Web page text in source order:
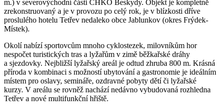
m.) v severovýchodní části CHKO Beskydy. Objekt je kompletně
zrekonstruovaný a je v provozu po celý rok, je v blízkosti dříve
proslulého hotelu Tetřev nedaleko obce Jablunkov (okres Frýdek-
Místek).
Okolí nabízí sportovcům mnoho cyklostezek, milovníkům hor
nespočet turistických tras a lyžařům v zimě běžkařské dráhy
a sjezdovky. Nejbližší lyžařský areál je odtud zhruba 800 m. Krásná
příroda v kombinaci s možností ubytování a gastronomie je ideálním
místem pro oslavy, semináře, ozdravné pobyty dětí či lyžařské
kurzy. V areálu se rovněž nachází nedávno vybudovaná rozhledna
Tetřev a nové multifunkční hřiště.